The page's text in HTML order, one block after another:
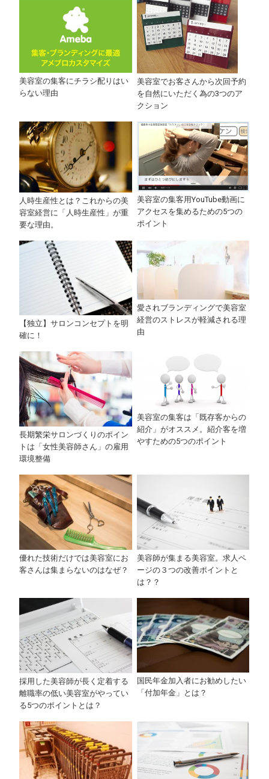
美容室の集客にチラシ配りはい
らない理由
美容室でお客さんから次回予約
を自然にいただく為の3つのア
クション
人時生産性とは？これからの美
容室経営に「人時生産性」が重
要な理由。
美容室の集客用YouTube動画に
アクセスを集めるための5つの
ポイント
【独立】サロンコンセプトを明
確に！
愛されブランディングで美容室
経営のストレスが軽減される理
由
長期繁栄サロンづくりのポイン
トは「女性美容師さん」の雇用
環境整備
美容室の集客は「既存客からの
紹介」がオススメ。紹介客を増
やすための5つのポイント
優れた技術だけでは美容室にお
客さんは集まらないのはなぜ？
美容師が集まる美容室。求人ペ
ージの３つの改善ポイントと
は？？
採用した美容師が長く定着する
離職率の低い美容室がやってい
る5つのポイントとは？
国民年金加入者にお勧めしたい
「付加年金」とは？